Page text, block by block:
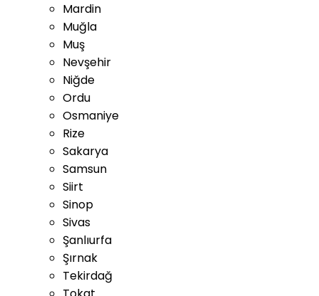
Mardin
Muğla
Muş
Nevşehir
Niğde
Ordu
Osmaniye
Rize
Sakarya
Samsun
Siirt
Sinop
Sivas
Şanlıurfa
Şırnak
Tekirdağ